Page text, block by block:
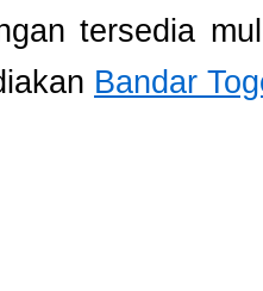
tersedia
Bandar